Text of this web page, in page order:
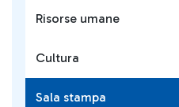
Risorse umane
Cultura
Sala stampa